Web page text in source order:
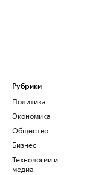
Рубрики
Политика
Экономика
Общество
Бизнес
Технологии и
медиа